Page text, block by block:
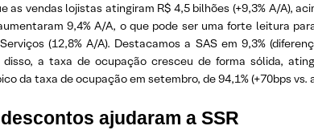
as vendas lojistas atingiram R$ 4,5 bilhões (+9,3% A/A),
9,4% A/A, o que pode ser uma forte leitura
(12,8% A/A). Destacamos a SAS em 9,3%
disso, a taxa de ocupação cresceu de forma sólida,
da taxa de ocupação em setembro, de 94,1% (+70bps
ajudaram a SSR